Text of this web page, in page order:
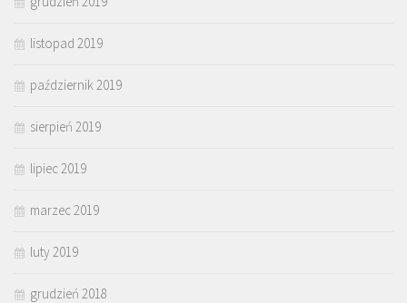
listopad 2019
październik 2019
sierpień 2019
lipiec 2019
marzec 2019
luty 2019
grudzień 2018